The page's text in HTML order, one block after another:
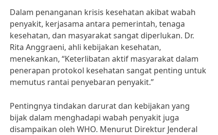
Dalam penanganan krisis kesehatan akibat wabah
penyakit, kerjasama antara pemerintah, tenaga
kesehatan, dan masyarakat sangat diperlukan. Dr.
Rita Anggraeni, ahli kebijakan kesehatan,
menekankan, “Keterlibatan aktif masyarakat dalam
penerapan protokol kesehatan sangat penting untuk
memutus rantai penyebaran penyakit.”
Pentingnya tindakan darurat dan kebijakan yang
bijak dalam menghadapi wabah penyakit juga
disampaikan oleh WHO. Menurut Direktur Jenderal